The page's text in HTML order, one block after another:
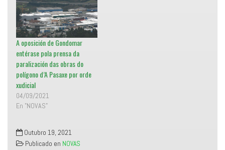
n
a
n
u
e
v
a
)
A oposición de Gondomar
entérase pola prensa da
paralización das obras do
polígono d’A Pasaxe por orde
xudicial
04/09/2021
En "NOVAS"
Outubro 19, 2021
Publicado en NOVAS